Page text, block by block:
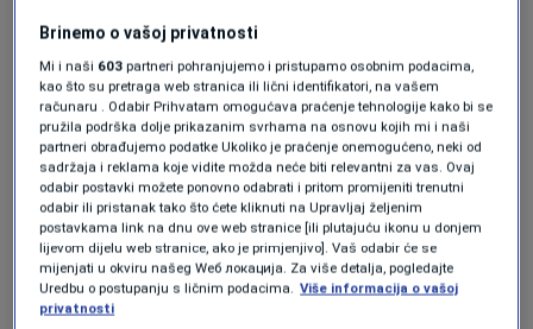
O svemu je obaviješten dežurni tužilac
Okružnog tužilaštva u Trebinju.
Tijelo stradalog iz izuzetno nepristupačnog
terena izvukli su pripadnici spasilačke službe
"Volf" iz Foče, nakon čega je prevezeno u
mrtvačnicu fočanske Univerzitetske bolnice,
navodi se u saopštenju.
Brinemo o vašoj privatnosti
Mi i naši 603 partneri pohranjujemo i pristupamo osobnim podacima,
kao što su pretraga web stranica ili lični identifikatori, na vašem
računaru . Odabir Prihvatam omogućava praćenje tehnologije kako bi se
pružila podrška dolje prikazanim svrhama na osnovu kojih mi i naši
partneri obrađujemo podatke Ukoliko je praćenje onemogućeno, neki od
sadržaja i reklama koje vidite možda neće biti relevantni za vas. Ovaj
odabir postavki možete ponovno odabrati i pritom promijeniti trenutni
odabir ili pristanak tako što ćete kliknuti na Upravljaj željenim
postavkama link na dnu ove web stranice [ili plutajuću ikonu u donjem
lijevom dijelu web stranice, ako je primjenjivo]. Vaš odabir će se
mijenjati u okviru našeg Wеб локација. Za više detalja, pogledajte
Uredbu o postupanju s ličnim podacima. Više informacija o vašoj
privatnosti